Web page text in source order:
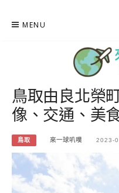
MENU
來一球叭噗
分享日本自助部落格
鳥取由良北榮
像、交通、美
鳥取 來一球叭噗 2023-